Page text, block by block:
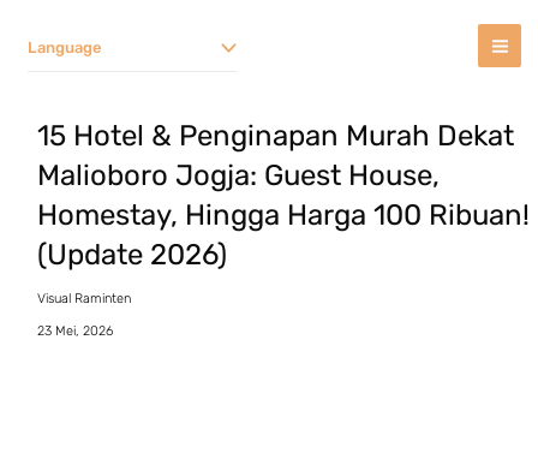
Language
15 Hotel & Penginapan Murah Dekat
Malioboro Jogja: Guest House,
Homestay, Hingga Harga 100 Ribuan!
(Update 2026)
Visual Raminten
23 Mei, 2026